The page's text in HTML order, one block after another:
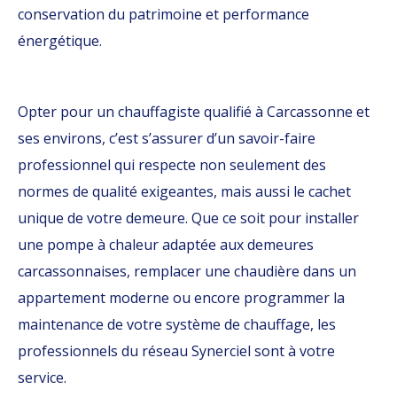
conservation du patrimoine et performance
énergétique.
Opter pour un chauffagiste qualifié à Carcassonne et
ses environs, c’est s’assurer d’un savoir-faire
professionnel qui respecte non seulement des
normes de qualité exigeantes, mais aussi le cachet
unique de votre demeure. Que ce soit pour installer
une pompe à chaleur adaptée aux demeures
carcassonnaises, remplacer une chaudière dans un
appartement moderne ou encore programmer la
maintenance de votre système de chauffage, les
professionnels du réseau Synerciel sont à votre
service.